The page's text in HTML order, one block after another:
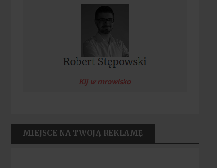
Kij w mrowisko
MIEJSCE NA TWOJĄ REKLAMĘ